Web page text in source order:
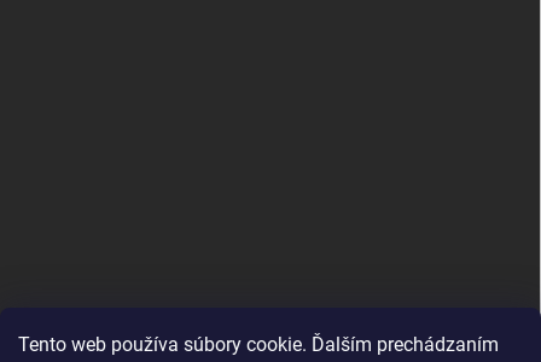
Tento web používa súbory cookie. Ďalším prechádzaním